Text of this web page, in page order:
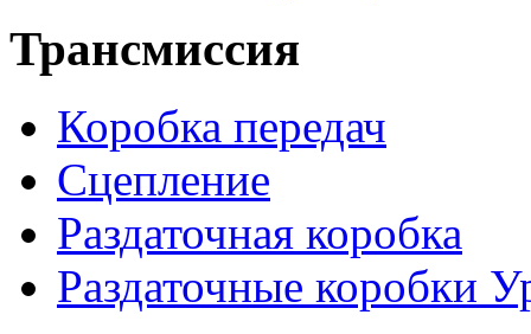
Трансмиссия
Коробка передач
Сцепление
Раздаточная коробка
Раздаточные коробки